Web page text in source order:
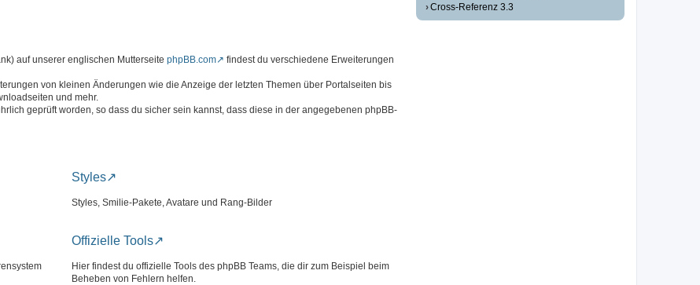
auf unserer englischen Mutterseite phpBB.com
findest du verschiedene Erweiterungen
von kleinen Änderungen wie die Anzeige der letzten Themen über Portalseiten bis
und mehr.
geprüft worden, so dass du sicher sein kannst, dass diese in der angegebenen phpBB-
Styles
Styles, Smilie-Pakete, Avatare und Rang-Bilder
Offizielle Tools
Hier findest du offizielle Tools des phpBB Teams, die dir zum Beispiel beim
Beheben von Fehlern helfen.
Cross-Referenz 3.3